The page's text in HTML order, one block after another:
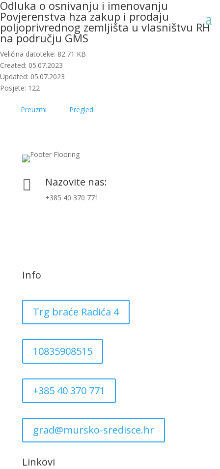
Odluka o osnivanju i imenovanju
Povjerenstva hza zakup i prodaju
poljoprivrednog zemljišta u vlasništvu RH
na području GMS
Veličina datoteke: 82.71 KB
Created: 05.07.2023
Updated: 05.07.2023
Posjete: 122
Preuzmi Pregled
 Nazovite nas:
+385 40 370 771
Info
Trg braće Radića 4
10835908515
+385 40 370 771
grad@mursko-sredisce.hr
Linkovi